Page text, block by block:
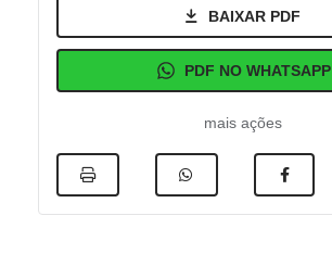
BAIXAR PDF
PDF NO WHATSAPP
mais ações